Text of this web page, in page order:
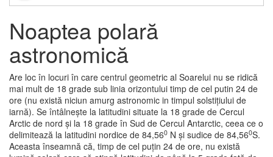
Noaptea polară
astronomică
Are loc în locuri în care centrul geometric al Soarelui nu se ridică
mai mult de 18 grade sub linia orizontului timp de cel putin 24 de
ore (nu există niciun amurg astronomic in timpul solstițiului de
iarnă). Se întâlnește la latitudini situate la 18 grade de Cercul
Arctic de nord și la 18 grade în Sud de Cercul Antarctic, ceea ce o
delimitează la latitudini nordice de 84,560 N și sudice de 84,560S.
Aceasta înseamnă că, timp de cel puțin 24 de ore, nu există